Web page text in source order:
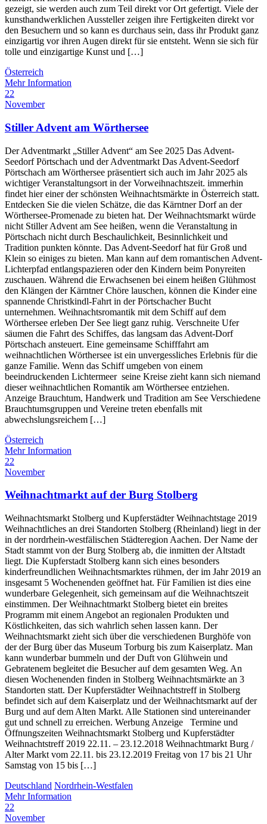
gezeigt, sie werden auch zum Teil direkt vor Ort gefertigt. Viele der
kunsthandwerklichen Aussteller zeigen ihre Fertigkeiten direkt vor
den Besuchern und so kann es durchaus sein, dass ihr Produkt ganz
einzigartig vor ihren Augen direkt für sie entsteht. Wenn sie sich für
tolle und einzigartige Kunst und […]
Österreich
Mehr Information
22
November
Stiller Advent am Wörthersee
Der Adventmarkt „Stiller Advent“ am See 2025 Das Advent-
Seedorf Pörtschach und der Adventmarkt Das Advent-Seedorf
Pörtschach am Wörthersee präsentiert sich auch im Jahr 2025 als
wichtiger Veranstaltungsort in der Vorweihnachtszeit. immerhin
findet hier einer der schönsten Weihnachtsmärkte in Österreich statt.
Entdecken Sie die vielen Schätze, die das Kärntner Dorf an der
Wörthersee-Promenade zu bieten hat. Der Weihnachtsmarkt würde
nicht Stiller Advent am See heißen, wenn die Veranstaltung in
Pörtschach nicht durch Beschaulichkeit, Besinnlichkeit und
Tradition punkten könnte. Das Advent-Seedorf hat für Groß und
Klein so einiges zu bieten. Man kann auf dem romantischen Advent-
Lichterpfad entlangspazieren oder den Kindern beim Ponyreiten
zuschauen. Während die Erwachsenen bei einem heißen Glühmost
den Klängen der Kärntner Chöre lauschen, können die Kinder eine
spannende Christkindl-Fahrt in der Pörtschacher Bucht
unternehmen. Weihnachtsromantik mit dem Schiff auf dem
Wörthersee erleben Der See liegt ganz ruhig. Verschneite Ufer
säumen die Fahrt des Schiffes, das langsam das Advent-Dorf
Pörtschach ansteuert. Eine gemeinsame Schifffahrt am
weihnachtlichen Wörthersee ist ein unvergessliches Erlebnis für die
ganze Familie. Wenn das Schiff umgeben von einem
beeindruckenden Lichtermeer seine Kreise zieht kann sich niemand
dieser weihnachtlichen Romantik am Wörthersee entziehen.
Anzeige Brauchtum, Handwerk und Tradition am See Verschiedene
Brauchtumsgruppen und Vereine treten ebenfalls mit
abwechslungsreichem […]
Österreich
Mehr Information
22
November
Weihnachtmarkt auf der Burg Stolberg
Weihnachtsmarkt Stolberg und Kupferstädter Weihnachtstage 2019
Weihnachtliches an drei Standorten Stolberg (Rheinland) liegt in der
in der nordrhein-westfälischen Städteregion Aachen. Der Name der
Stadt stammt von der Burg Stolberg ab, die inmitten der Altstadt
liegt. Die Kupferstadt Stolberg kann sich eines besonders
kinderfreundlichen Weihnachtsmarktes rühmen, der im Jahr 2019 an
insgesamt 5 Wochenenden geöffnet hat. Für Familien ist dies eine
wunderbare Gelegenheit, sich gemeinsam auf die Weihnachtszeit
einstimmen. Der Weihnachtmarkt Stolberg bietet ein breites
Programm mit einem Angebot an regionalen Produkten und
Köstlichkeiten, das sich wahrlich sehen lassen kann. Der
Weihnachtsmarkt zieht sich über die verschiedenen Burghöfe von
der der Burg über das Museum Torburg bis zum Kaiserplatz. Man
kann wunderbar bummeln und der Duft von Glühwein und
Gebratenem begleitet die Besucher auf dem gesamten Weg. An
diesen Wochenenden finden in Stolberg Weihnachtsmärkte an 3
Standorten statt. Der Kupferstädter Weihnachtstreff in Stolberg
befindet sich auf dem Kaiserplatz und der Weihnachtsmarkt auf der
Burg und auf dem Alten Markt. Alle Stationen sind untereinander
gut und schnell zu erreichen. Werbung Anzeige Termine und
Öffnungszeiten Weihnachtsmarkt Stolberg und Kupferstädter
Weihnachtstreff 2019 22.11. – 23.12.2018 Weihnachtmarkt Burg /
Alter Markt vom 22.11. bis 23.12.2019 Freitag von 17 bis 21 Uhr
Samstag von 15 bis […]
Deutschland Nordrhein-Westfalen
Mehr Information
22
November